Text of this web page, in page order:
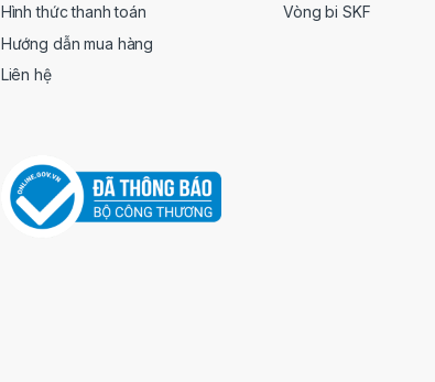
Hình thức thanh toán
Hướng dẫn mua hàng
Liên hệ
Vòng bi SKF